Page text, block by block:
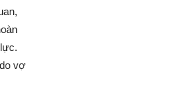
vợ